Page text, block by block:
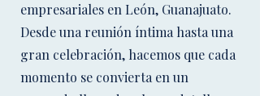
empresariales en León, Guanajuato.
Desde una reunión íntima hasta una
gran celebración, hacemos que cada
momento se convierta en un